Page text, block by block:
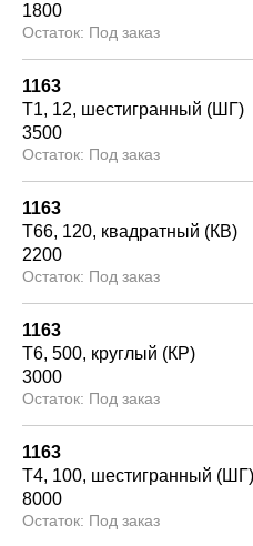
1800
Под заказ
1163
Т1 12 шестигранный (ШГ)
3500
Под заказ
1163
Т66 120 квадратный (КВ)
2200
Под заказ
1163
Т6 500 круглый (КР)
3000
Под заказ
1163
Т4 100 шестигранный (ШГ)
8000
Под заказ